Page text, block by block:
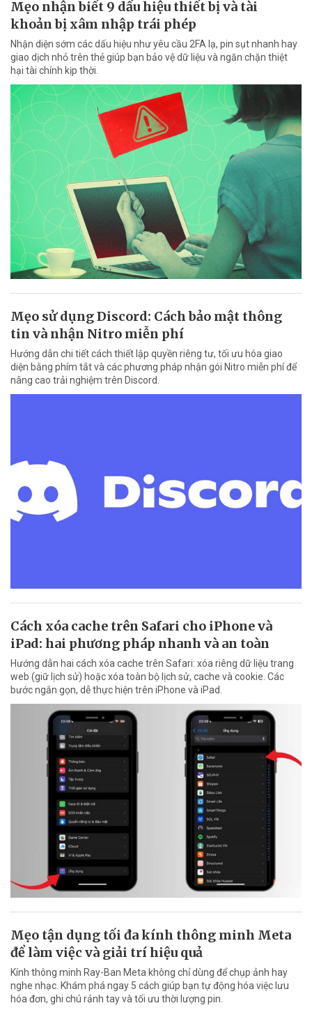
Mẹo nhận biết 9 dấu hiệu thiết bị và tài
khoản bị xâm nhập trái phép
Nhận diện sớm các dấu hiệu như yêu cầu 2FA lạ, pin sụt nhanh hay
giao dịch nhỏ trên thẻ giúp bạn bảo vệ dữ liệu và ngăn chặn thiệt
hại tài chính kịp thời.
Mẹo sử dụng Discord: Cách bảo mật thông
tin và nhận Nitro miễn phí
Hướng dẫn chi tiết cách thiết lập quyền riêng tư, tối ưu hóa giao
diện bằng phím tắt và các phương pháp nhận gói Nitro miễn phí để
nâng cao trải nghiệm trên Discord.
Cách xóa cache trên Safari cho iPhone và
iPad: hai phương pháp nhanh và an toàn
Hướng dẫn hai cách xóa cache trên Safari: xóa riêng dữ liệu trang
web (giữ lịch sử) hoặc xóa toàn bộ lịch sử, cache và cookie. Các
bước ngắn gọn, dễ thực hiện trên iPhone và iPad.
Mẹo tận dụng tối đa kính thông minh Meta
để làm việc và giải trí hiệu quả
Kính thông minh Ray-Ban Meta không chỉ dùng để chụp ảnh hay
nghe nhạc. Khám phá ngay 5 cách giúp bạn tự động hóa việc lưu
hóa đơn, ghi chú rảnh tay và tối ưu thời lượng pin.